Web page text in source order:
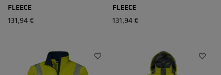
FLEECE
131,94 €
FLEECE
131,94 €